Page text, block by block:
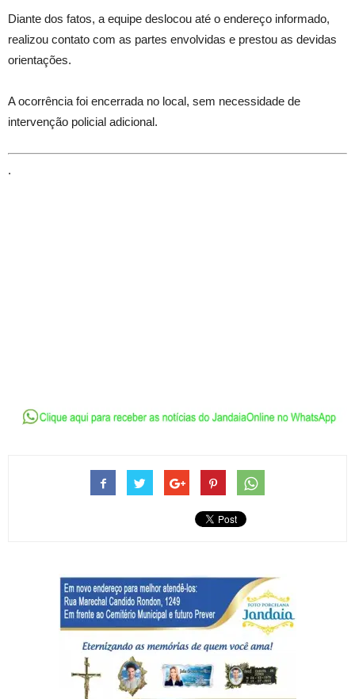
Diante dos fatos, a equipe deslocou até o endereço informado,
realizou contato com as partes envolvidas e prestou as devidas
orientações.
A ocorrência foi encerrada no local, sem necessidade de
intervenção policial adicional.
.